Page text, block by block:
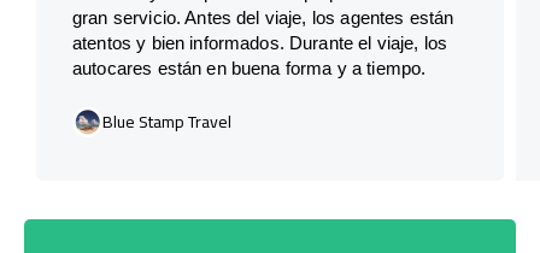
gran servicio. Antes del viaje, los agentes están
atentos y bien informados. Durante el viaje, los
autocares están en buena forma y a tiempo.
Blue Stamp Travel